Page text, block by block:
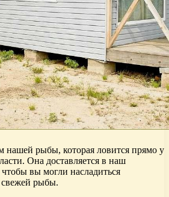
нашей рыбы, которая ловится прямо у
Она доставляется в наш
вы могли насладиться
рыбы.